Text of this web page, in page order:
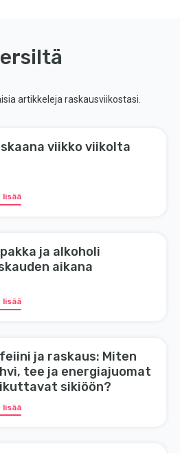
artikkeleja raskausviikostasi.
viikko viikolta
lisää
ja alkoholi
aikana
lisää
ja raskaus: Miten
tee ja energiajuomat
sikiöön?
lisää